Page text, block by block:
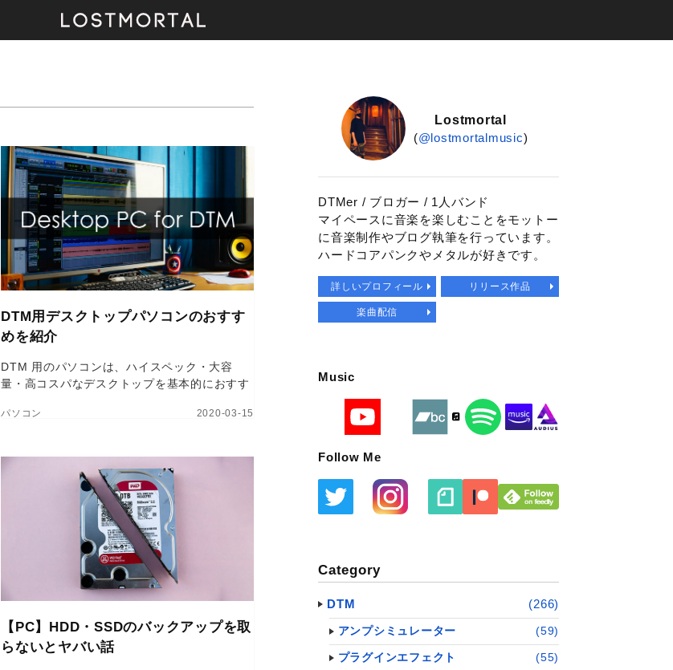
DTM用デスクトップパソコンのおすす
めを紹介
DTM 用のパソコンは、ハイスペック・大容
量・高コスパなデスクトップを基本的におすす
めの機種を紹介していきたいと思います。
パソコン 2020-03-15
【PC】HDD・SSDのバックアップを取
らないとヤバい話
Lostmortal
(@lostmortalmusic)
DTMer / ブロガー / 1人バンド
マイペースに音楽を楽しむことをモットー
に音楽制作やブログ執筆を行っています。
ハードコアパンクやメタルが好きです。
詳しいプロフィール リリース作品
楽曲配信
Music
Follow Me
Category
DTM (266)
アンプシミュレーター (59)
プラグインエフェクト (55)